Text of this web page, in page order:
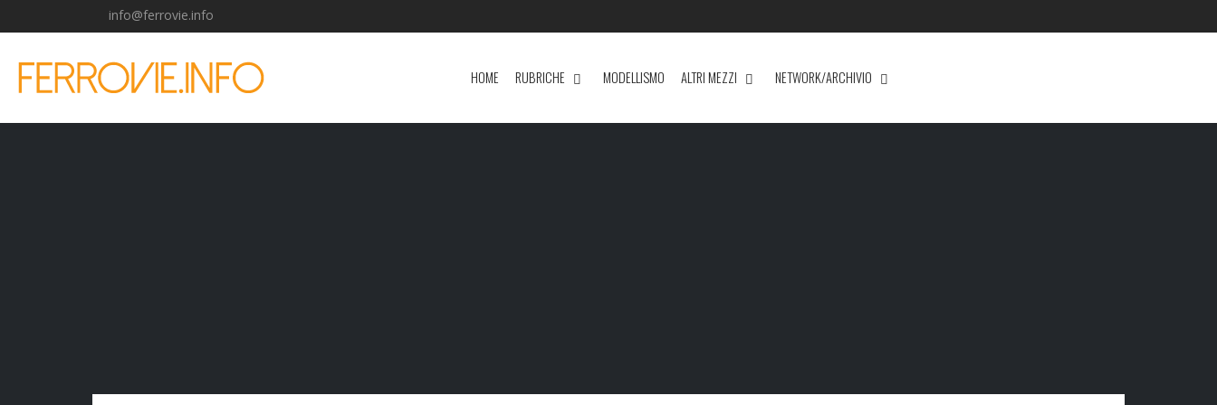
info@ferrovie.info
HOME RUBRICHE MODELLISMO ALTRI MEZZI NETWORK/ARCHIVIO